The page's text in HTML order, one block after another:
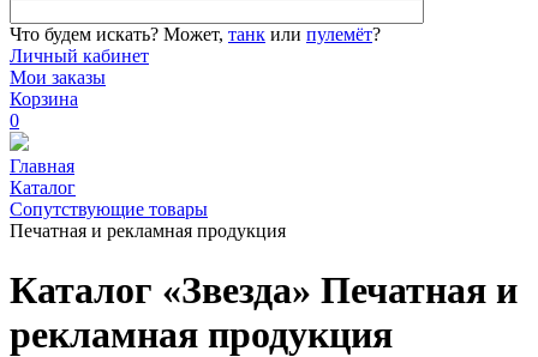
Что будем искать? Может, танк или пулемёт?
Личный кабинет
Мои заказы
Корзина
0
Главная
Каталог
Сопутствующие товары
Печатная и рекламная продукция
Каталог «Звезда» Печатная и
рекламная продукция